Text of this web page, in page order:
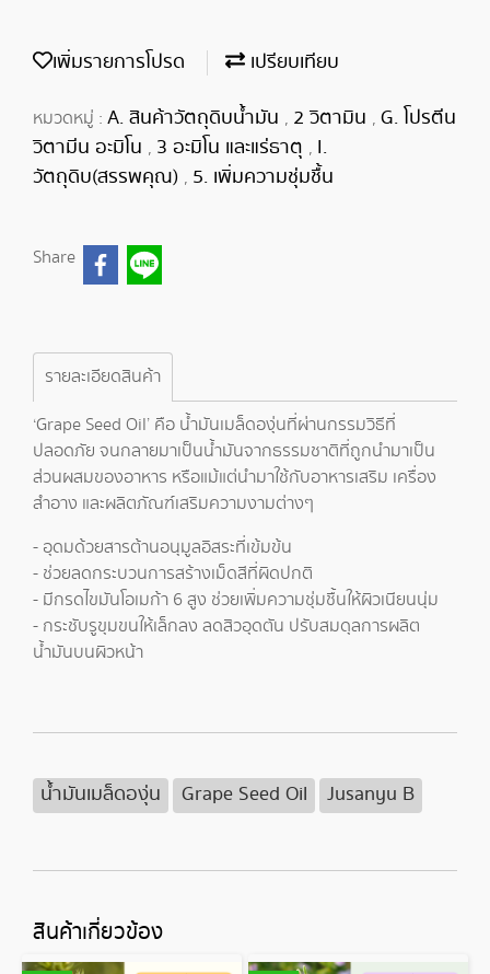
เพิ่มรายการโปรด เปรียบเทียบ
หมวดหมู่ : A. สินค้าวัตถุดิบน้ำมัน , 2 วิตามิน , G. โปรตีน
วิตามีน อะมิโน , 3 อะมิโน และแร่ธาตุ , I.
วัตถุดิบ(สรรพคุณ) , 5. เพิ่มความชุ่มชื้น
Share
รายละเอียดสินค้า
‘Grape Seed Oil’ คือ น้ำมันเมล็ดองุ่นที่ผ่านกรรมวิธีที่
ปลอดภัย จนกลายมาเป็นน้ำมันจากธรรมชาติที่ถูกนำมาเป็น
ส่วนผสมของอาหาร หรือแม้แต่นำมาใช้กับอาหารเสริม เครื่อง
สำอาง และผลิตภัณฑ์เสริมความงามต่างๆ
- อุดมด้วยสารต้านอนุมูลอิสระที่เข้มข้น
- ช่วยลดกระบวนการสร้างเม็ดสีที่ผิดปกติ
- มีกรดไขมันโอเมก้า 6 สูง ช่วยเพิ่มความชุ่มชื้นให้ผิวเนียนนุ่ม
- กระชับรูขุมขนให้เล็กลง ลดสิวอุดตัน ปรับสมดุลการผลิต
น้ำมันบนผิวหน้า
น้ำมันเมล็ดองุ่น Grape Seed Oil Jusanyu B
สินค้าเกี่ยวข้อง